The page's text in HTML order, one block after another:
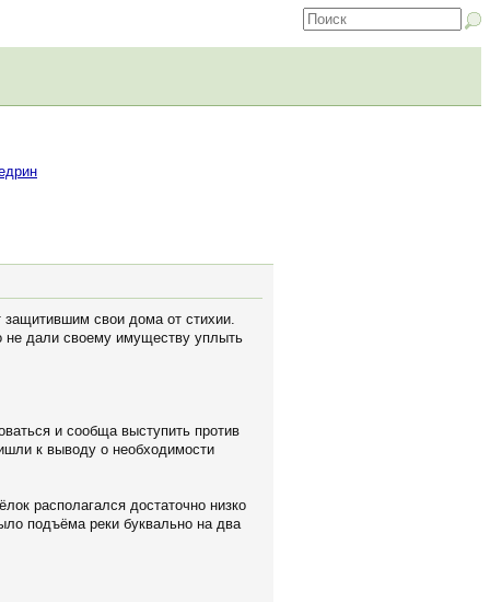
свои дома от стихии.
не дали своему имуществу уплыть
и сообща выступить против
к выводу о необходимости
располагался достаточно низко
подъёма реки буквально на два